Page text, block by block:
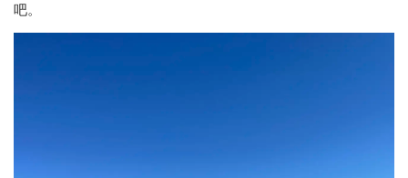
吧。